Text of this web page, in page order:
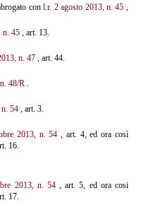
conl.r. 2 agosto 2013, n. 45 ,
n. 45, art. 13.
n. 47, art. 44.
48/R.
54, art. 3.
2013, n. 54 , art. 4, ed ora così
16.
2013, n. 54, art. 5, ed ora cosi
17.